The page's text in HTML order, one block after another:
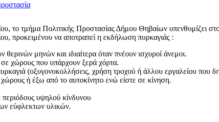
το τμήμα Πολιτικής Προστασίας Δήμου Θηβαίων υπενθυμίζει
προκειμένου να αποτραπεί η εκδήλωση πυρκαγιάς :
μηνών και ιδιαίτερα όταν πνέουν ισχυροί άνεμοι.
σε χώρους που υπάρχουν ξερά χόρτα.
(οξυγονοκολλήσεις, χρήση τροχού ή άλλου εργαλείου που
ή έξω από το αυτοκίνητο ενώ είστε σε κίνηση.
περιόδους υψηλού κίνδυνου
εύφλεκτων υλικών.